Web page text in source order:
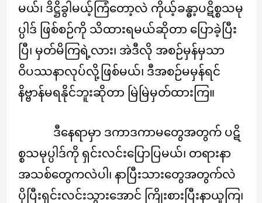
မယ်၊ ဒိဋ္ဌိခွါမယ့်ကြံတော့လဲ ကိုယ့်ခန္ဓာ့ပဋိစ္စသမု
ပ္ပါဒ် ဖြစ်စဉ်ကို သိထားရမယ်ဆိုတာ ပြောခဲ့ပြီး
ပြီ၊ မှတ်မိကြရဲ့လား၊ အဲဒီလို အစဉ်မှန်မှသာ
ဝိပဿနာလုပ်လို့ဖြစ်မယ်၊ ဒီအစဉ်မမှန်ရင်
နိဗ္ဗာန်မရနိုင်ဘူးဆိုတာ မြဲမြဲမှတ်ထားကြ။
ဒီနေရာမှာ ဒကာဒကာမတွေအတွက် ပဋိ
စ္စသမုပ္ပါဒ်ကို ရှင်းလင်းပြောပြမယ်၊ တရားနာ
အသစ်တွေကလဲပါ၊ နာပြီးသားတွေအတွက်လဲ
ပိုပြီးရှင်းလင်းသွားအောင် ကြိုးစားပြီးနာယူကြ၊